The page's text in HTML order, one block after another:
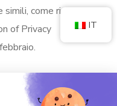
come riportato
of Privacy
IT